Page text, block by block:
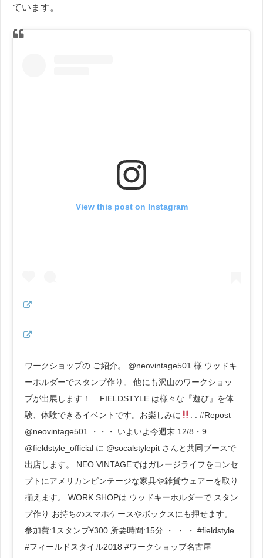
ています。
View this post on Instagram
ワークショップの ご紹介。 @neovintage501 様 ウッドキ
ーホルダーでスタンプ作り。 他にも沢山のワークショッ
プが出展します！. . FIELDSTYLE は様々な『遊び』を体
験、体験できるイベントです。お楽しみに
. . #Repost
@neovintage501 ・・・ いよいよ今週末 12/8・9
@fieldstyle_official に @socalstylepit さんと共同ブースで
出店します。 NEO VINTAGEではガレージライフをコンセ
プトにアメリカンビンテージな家具や雑貨ウェアーを取り
揃えます。 WORK SHOPは ウッドキーホルダーで スタン
プ作り お持ちのスマホケースやボックスにも押せます。
参加費:1スタンプ¥300 所要時間:15分 ・ ・ ・ #fieldstyle
#フィールドスタイル2018 #ワークショップ名古屋